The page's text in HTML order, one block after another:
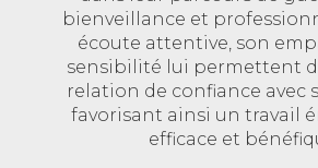
bienveillance et
écoute attentive, son
sensibilité lui permettent
relation de confiance avec
favorisant ainsi un travail
efficace et